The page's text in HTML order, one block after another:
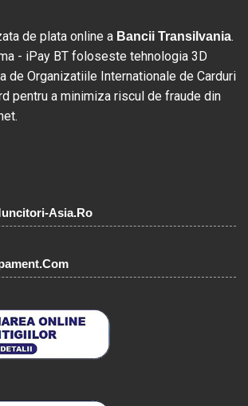
de plata online a Bancii Transilvania.
- iPay BT foloseste tehnologia 3D
de Organizatiile Internationale de Carduri
pentru a minimiza riscul de fraude din
Asia.Ro